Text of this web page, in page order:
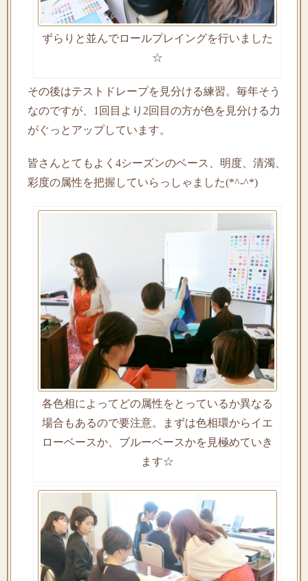
ずらりと並んでロールプレイングを行いました
☆
その後はテストドレープを見分ける練習。毎年そう
なのですが、1回目より2回目の方が色を見分ける力
がぐっとアップしています。
皆さんとてもよく4シーズンのベース、明度、清濁、
彩度の属性を把握していらっしゃました(*^-^*)
各色相によってどの属性をとっているか異なる
場合もあるので要注意。まずは色相環からイエ
ローベースか、ブルーベースかを見極めていき
ます☆